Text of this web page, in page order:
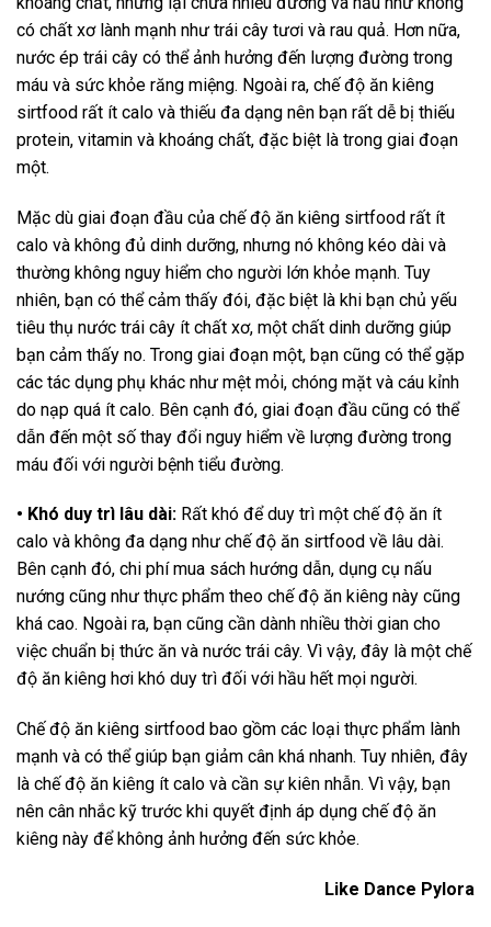
có chất xơ lành mạnh như trái cây tươi và rau quả. Hơn nữa,
nước ép trái cây có thể ảnh hưởng đến lượng đường trong
máu và sức khỏe răng miệng. Ngoài ra, chế độ ăn kiêng
sirtfood rất ít calo và thiếu đa dạng nên bạn rất dễ bị thiếu
protein, vitamin và khoáng chất, đặc biệt là trong giai đoạn
một.
Mặc dù giai đoạn đầu của chế độ ăn kiêng sirtfood rất ít
calo và không đủ dinh dưỡng, nhưng nó không kéo dài và
thường không nguy hiểm cho người lớn khỏe mạnh. Tuy
nhiên, bạn có thể cảm thấy đói, đặc biệt là khi bạn chủ yếu
tiêu thụ nước trái cây ít chất xơ, một chất dinh dưỡng giúp
bạn cảm thấy no. Trong giai đoạn một, bạn cũng có thể gặp
các tác dụng phụ khác như mệt mỏi, chóng mặt và cáu kỉnh
do nạp quá ít calo. Bên cạnh đó, giai đoạn đầu cũng có thể
dẫn đến một số thay đổi nguy hiểm về lượng đường trong
máu đối với người bệnh tiểu đường.
• Khó duy trì lâu dài: Rất khó để duy trì một chế độ ăn ít
calo và không đa dạng như chế độ ăn sirtfood về lâu dài.
Bên cạnh đó, chi phí mua sách hướng dẫn, dụng cụ nấu
nướng cũng như thực phẩm theo chế độ ăn kiêng này cũng
khá cao. Ngoài ra, bạn cũng cần dành nhiều thời gian cho
việc chuẩn bị thức ăn và nước trái cây. Vì vậy, đây là một chế
độ ăn kiêng hơi khó duy trì đối với hầu hết mọi người.
Chế độ ăn kiêng sirtfood bao gồm các loại thực phẩm lành
mạnh và có thể giúp bạn giảm cân khá nhanh. Tuy nhiên, đây
là chế độ ăn kiêng ít calo và cần sự kiên nhẫn. Vì vậy, bạn
nên cân nhắc kỹ trước khi quyết định áp dụng chế độ ăn
kiêng này để không ảnh hưởng đến sức khỏe.
Like Dance Pylora